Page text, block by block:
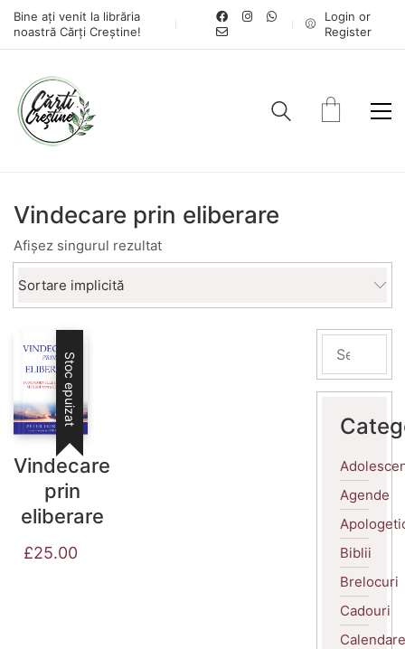
Bine ați venit la librăria
noastră Cărți Creștine!
Login or
Register
Vindecare prin eliberare
Afișez singurul rezultat
Sortare implicită
Stoc epuizat
Vindecare
prin
eliberare
£25.00
Agende
Biblii
Brelocuri
Cadouri
Calendare